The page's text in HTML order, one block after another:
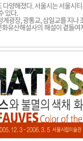
다양해졌다. 서울시는 서울시
있다.
광장, 광통교, 삼일교를 지나
유산해설사의 해설이 곁들